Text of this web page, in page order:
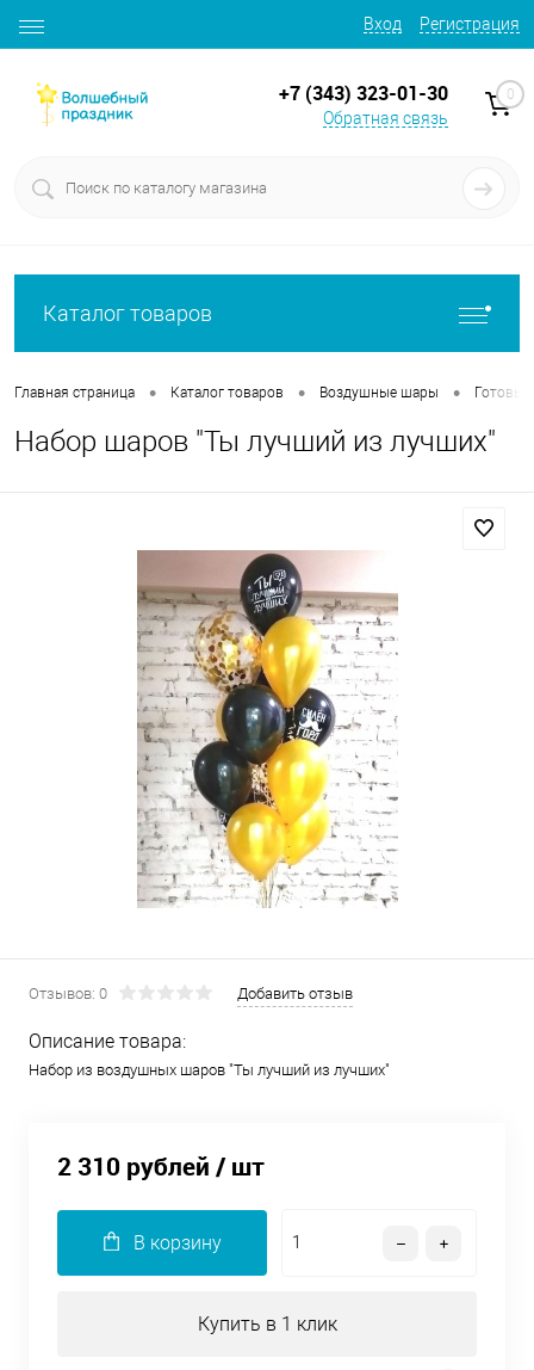
Вход Регистрация
+7 (343) 323-01-30
Обратная связь
0
Каталог товаров
Главная страница • Каталог товаров • Воздушные шары •
Набор шаров "Ты лучший из лучших"
Отзывов: 0 Добавить отзыв
Описание товара:
Набор из воздушных шаров "Ты лучший из лучших"
2 310 рублей / шт
В корзину
Купить в 1 клик